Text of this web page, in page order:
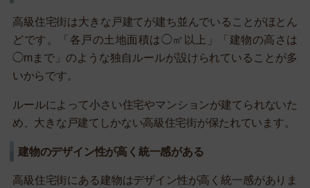
高級住宅街は大きな戸建てが建ち並んでいることがほとん
どです。「各戸の土地面積は◯㎡以上」「建物の高さは
◯mまで」のような独自ルールが設けられていることが多
いからです。
ルールによって小さい住宅やマンションが建てられないた
め、大きな戸建てしかない高級住宅街が保たれています。
建物のデザイン性が高く統一感がある
高級住宅街にある建物はデザイン性が高く統一感がありま